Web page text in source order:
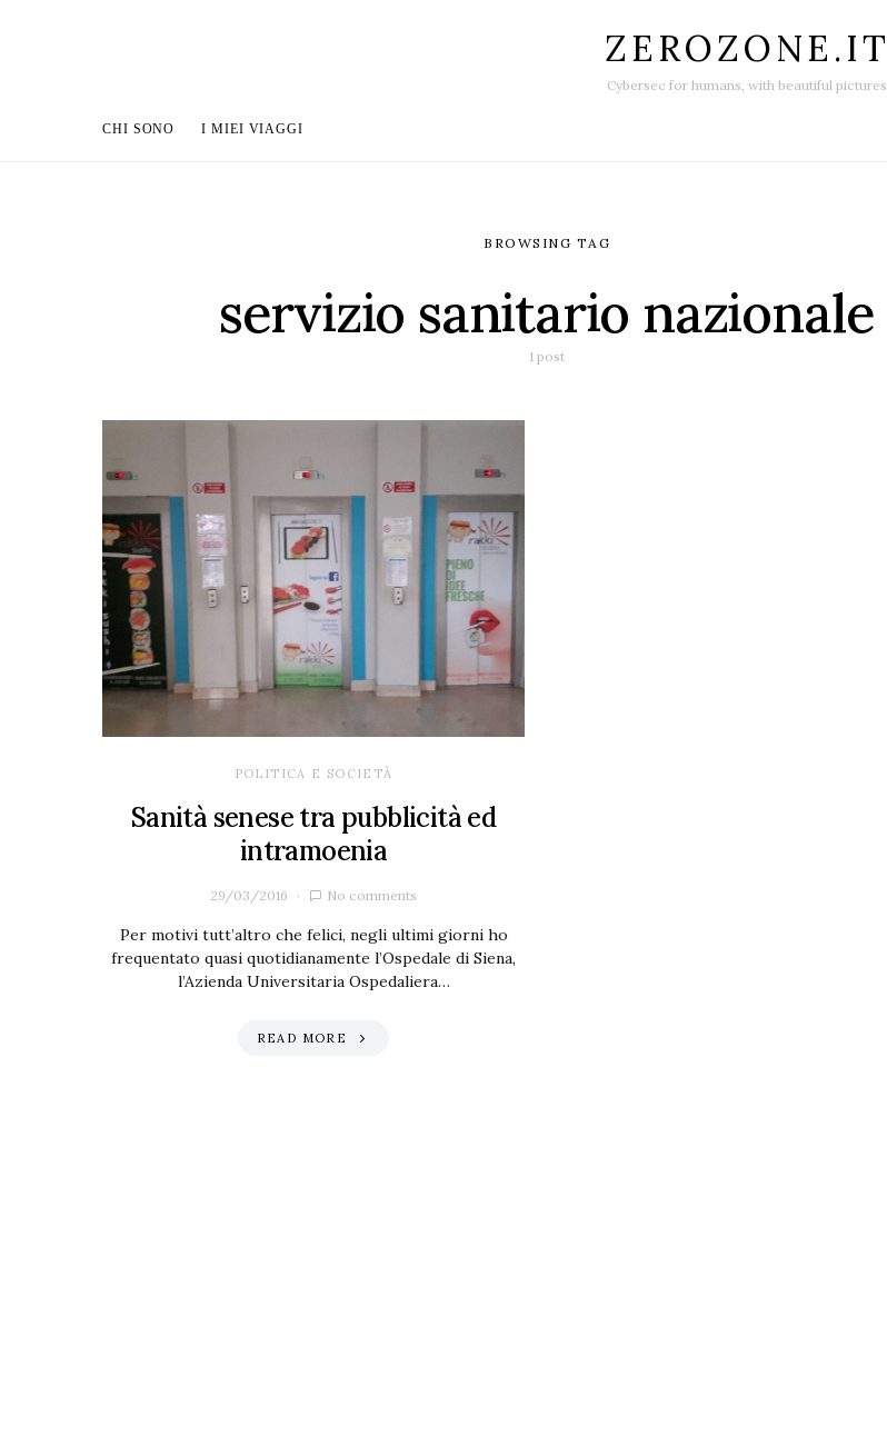
ZEROZONE.IT
Cybersec for humans, with beautiful pictures
CHI SONO I MIEI VIAGGI
BROWSING TAG
servizio sanitario nazionale
1 post
POLITICA E SOCIETÀ
Sanità senese tra pubblicità ed
intramoenia
29/03/2016 No comments
Per motivi tutt’altro che felici, negli ultimi giorni ho
frequentato quasi quotidianamente l’Ospedale di Siena,
l’Azienda Universitaria Ospedaliera…
READ MORE